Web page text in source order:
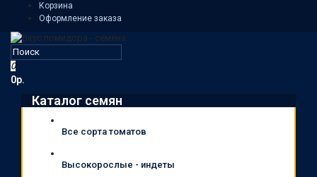
Корзина
Оформление заказа
0
0р.
Каталог семян
Все сорта томатов
Высокорослые - индеты